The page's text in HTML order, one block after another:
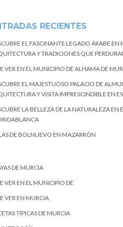
RECIENTES
EL FASCINANTE LEGADO ÁRABE EN
Y TRADICIONES QUE
VER EN EL MUNICIPIO DE ALHAMA DE
EL MAJESTUOSO PALACIO DE
Y VISITA IMPRESCINDIBLE EN
LA BELLEZA DE LA NATURALEZA EN
DE BOLNUEVO EN MAZARRÓN
DE MURCIA
VER EN EL MUNICIPIO DE
VER EN MURCIA
TÍPICAS DE MURCIA